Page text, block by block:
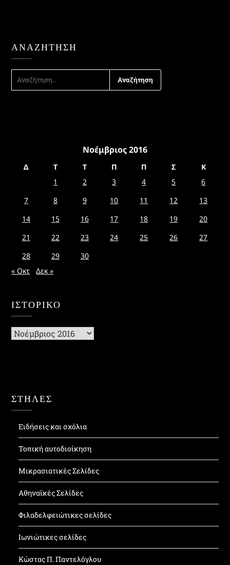
ΑΝΑΖΉΤΗΣΗ
ΑΝΑΖΉΤΗΣΗ
ΓΙΑ:
Νοέμβριος 2016
Δ Τ Τ Π Π Σ
Κ
1
2 3 4 5
6
7
8 9 10 11 12
13
14
15 16 17 18 19
20
21
22 23 24 25 26
27
28
29
30
« Οκτ
Δεκ »
ΙΣΤΟΡΙΚΌ
Ιστορικό
ΣΤΗΛΕΣ
Ειδήσεις και σχόλια
Τοπική αυτοδιοίκηση
Μικρασιατικές Σελίδες
Αθηναϊκές Σελίδες
Φιλαδελφειώτικες σελίδες
Ιωνιώτικες σελίδες
Κώστας Π. Παντελόγλου